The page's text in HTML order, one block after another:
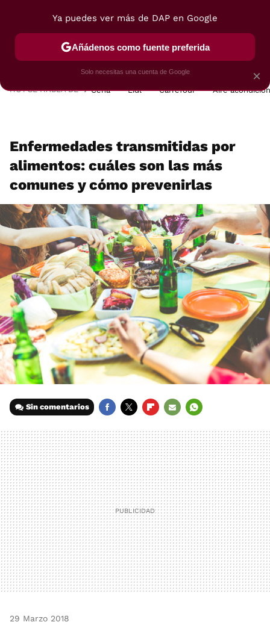
POSTRES VIAJES SELECCIÓN VEGUI
HOY SE HABLA DE Cena Lidl Carrefour Aire
Enfermedades transmitidas por
alimentos: cuáles son las más
comunes y cómo prevenirlas
Sin comentarios
MAIL
29 Marzo 2018
×
Ya puedes ver más de DAP en Google
Añádenos como fuente preferida
Solo necesitas una cuenta de Google